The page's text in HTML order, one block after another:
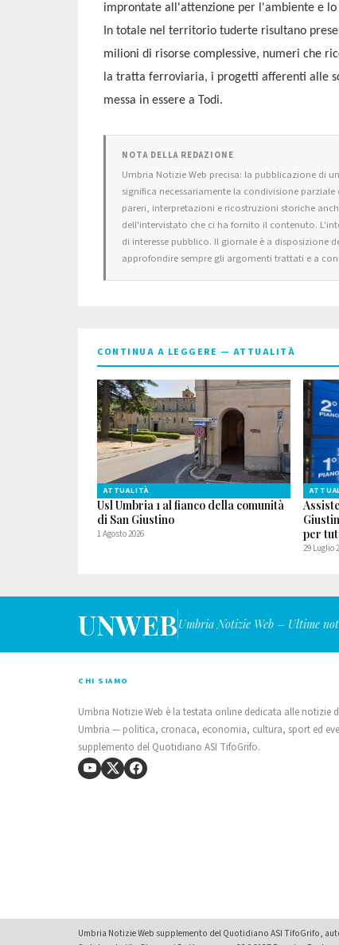
improntate all'attenzione per l'ambiente e lo
In totale nel territorio tuderte risultano
milioni di risorse complessive, numeri che
la tratta ferroviaria, i progetti afferenti alle
messa in essere a Todi.
NOTA DELLA REDAZIONE
Umbria Notizie Web precisa: la pubblicazione di
significa necessariamente la condivisione
pareri, interpretazioni e ricostruzioni storiche
dell'intervistato che ci ha fornito il contenuto.
di interesse pubblico. Il giornale è a disposizione
approfondire sempre gli argomenti trattati e a
CONTINUA A LEGGERE — ATTUALITÀ
ATTUALITÀ
Usl Umbria 1 al fianco della comunità
di San Giustino
1 Agosto 2026
per
29 Luglio
UNWEBUmbria Notizie Web – Ultime
CHI SIAMO
Umbria Notizie Web è la testata online dedicata alle notizie
Umbria — politica, cronaca, economia, cultura, sport ed
supplemento del Quotidiano ASI TifoGrifo.
Umbria Notizie Web supplemento del Quotidiano ASI TifoGrifo,